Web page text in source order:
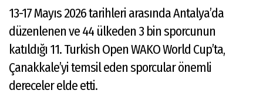
13-17 Mayıs 2026 tarihleri arasında Antalya’da
düzenlenen ve 44 ülkeden 3 bin sporcunun
katıldığı 11. Turkish Open WAKO World Cup’ta,
Çanakkale’yi temsil eden sporcular önemli
dereceler elde etti.